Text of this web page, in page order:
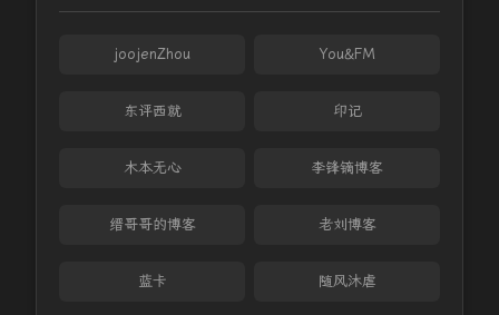
joojenZhou You&FM
东评西就 印记
木本无心 李锋镝博客
缙哥哥的博客 老刘博客
蓝卡 随风沐虐